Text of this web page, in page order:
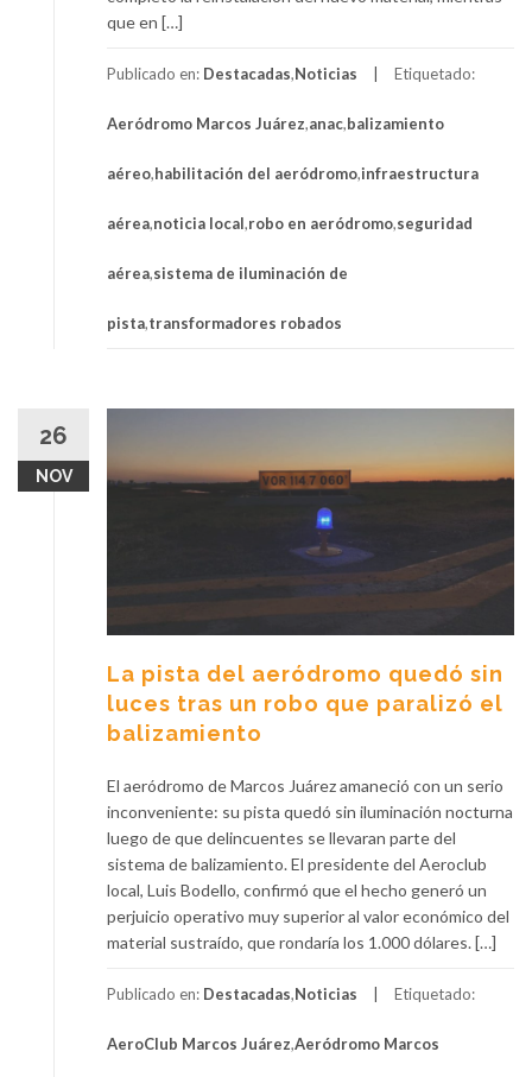
que en […]
Publicado en: Destacadas,Noticias Etiquetado:
Aeródromo Marcos Juárez,anac,balizamiento
aéreo,habilitación del aeródromo,infraestructura
aérea,noticia local,robo en aeródromo,seguridad
aérea,sistema de iluminación de
pista,transformadores robados
26
NOV
La pista del aeródromo quedó sin
luces tras un robo que paralizó el
balizamiento
El aeródromo de Marcos Juárez amaneció con un serio
inconveniente: su pista quedó sin iluminación nocturna
luego de que delincuentes se llevaran parte del
sistema de balizamiento. El presidente del Aeroclub
local, Luis Bodello, confirmó que el hecho generó un
perjuicio operativo muy superior al valor económico del
material sustraído, que rondaría los 1.000 dólares. […]
Publicado en: Destacadas,Noticias Etiquetado:
AeroClub Marcos Juárez,Aeródromo Marcos